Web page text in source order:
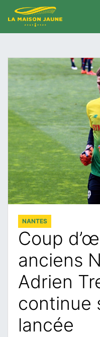
NANTES
Coup
anciens
Adrien
continue
lancée